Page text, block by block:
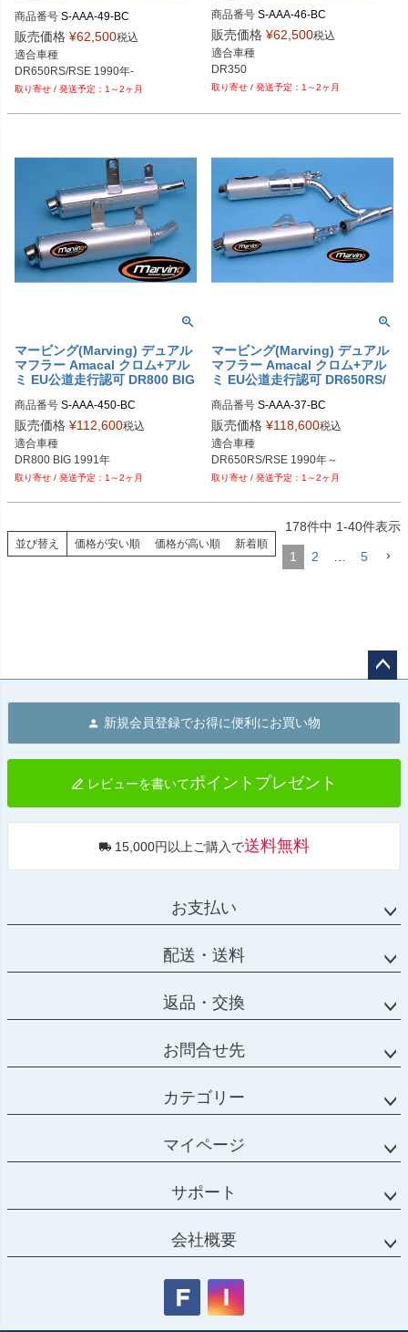
商品番号 S-AAA-49-BC
メーカー型番：S/AAA/49/BC
EUD型番：mvg_S-AAA-49-BC
販売価格 ¥62,500税込
適合車種
DR650RS/RSE 1990年-
1～2ヶ月
商品番号 S-AAA-46-BC
メーカー型番：S/AAA/46/BC
EUD型番：mvg_S-AAA-46-BC
販売価格 ¥62,500税込
適合車種
DR350
1～2ヶ月
マービング(Marving) デュアル
マフラー Amacal クロム+アル
ミ EU公道走行認可 DR800 BIG
商品番号 S-AAA-450-BC
メーカー型番：S/AAA/450/BC
EUD型番：mvg_S-AAA-450-BC
販売価格 ¥112,600税込
適合車種
DR800 BIG 1991年
1～2ヶ月
マービング(Marving) デュアル
マフラー Amacal クロム+アル
ミ EU公道走行認可 DR650RS/
商品番号 S-AAA-37-BC
メーカー型番：S/AAA/37/BC
EUD型番：mvg_S-AAA-37-BC
販売価格 ¥118,600税込
適合車種
1～2ヶ月
並び替え 価格が安い順 価格が高い順 新着順
178件中 1-40件表示
1 2 5
へ
新規会員登録でお得に便利にお買い物
レビューを書いてポイントプレゼント
15,000円以上ご購入で送料無料
お支払い
配送・送料
返品・交換
お問合せ先
カテゴリー
マイページ
サポート
会社概要